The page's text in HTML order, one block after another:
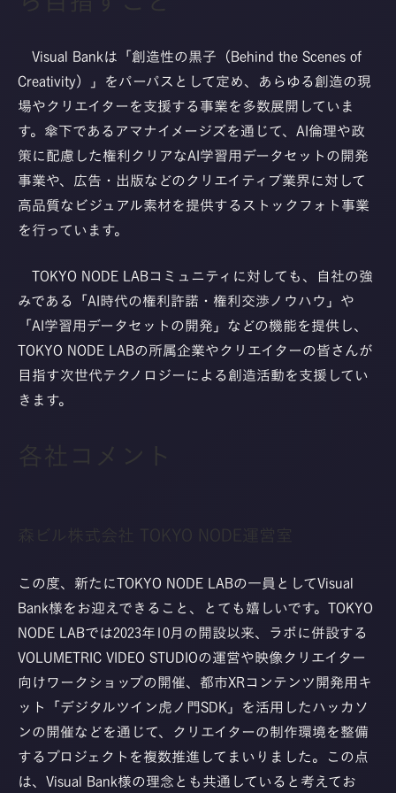
Visual Bankは「創造性の黒子（Behind the Scenes of
Creativity）」をパーパスとして定め、あらゆる創造の現
場やクリエイターを支援する事業を多数展開していま
す。傘下であるアマナイメージズを通じて、AI倫理や政
策に配慮した権利クリアなAI学習用データセットの開発
事業や、広告・出版などのクリエイティブ業界に対して
高品質なビジュアル素材を提供するストックフォト事業
を行っています。
TOKYO NODE LABコミュニティに対しても、自社の強
みである「AI時代の権利許諾・権利交渉ノウハウ」や
「AI学習用データセットの開発」などの機能を提供し、
TOKYO NODE LABの所属企業やクリエイターの皆さんが
目指す次世代テクノロジーによる創造活動を支援してい
きます。
各社コメント
森ビル株式会社 TOKYO NODE運営室
この度、新たにTOKYO NODE LABの一員としてVisual
Bank様をお迎えできること、とても嬉しいです。TOKYO
NODE LABでは2023年10月の開設以来、ラボに併設する
VOLUMETRIC VIDEO STUDIOの運営や映像クリエイター
向けワークショップの開催、都市XRコンテンツ開発用キ
ット「デジタルツイン虎ノ門SDK」を活用したハッカソ
ンの開催などを通じて、クリエイターの制作環境を整備
するプロジェクトを複数推進してまいりました。この点
は、Visual Bank様の理念とも共通していると考えてお